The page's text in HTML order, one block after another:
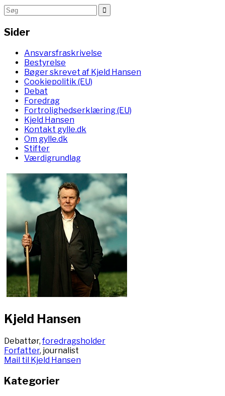
Sider
Ansvarsfraskrivelse
Bestyrelse
Bøger skrevet af Kjeld Hansen
Cookiepolitik (EU)
Debat
Foredrag
Fortrolighedserklæring (EU)
Kjeld Hansen
Kontakt gylle.dk
Om gylle.dk
Stifter
Værdigrundlag
Kjeld Hansen
Debattør,foredragsholder
Forfatter, journalist
Mail til Kjeld Hansen
Kategorier